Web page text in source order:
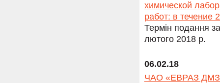
химической
работ: в течение
Термін подання
лютого 2018 р.
06.02.18
ЧАО «ЕВРАЗ ДМЗ»